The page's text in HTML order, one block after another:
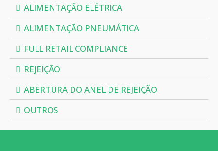
ALIMENTAÇÃO ELÉTRICA
ALIMENTAÇÃO PNEUMÁTICA
FULL RETAIL COMPLIANCE
REJEIÇÃO
ABERTURA DO ANEL DE REJEIÇÃO
OUTROS